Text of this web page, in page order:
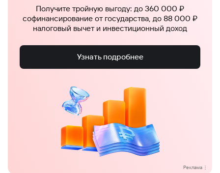
Реклама
Получите тройную выгоду: до 360 000 ₽
софинансирование от государства, до 88 000 ₽
налоговый вычет и инвестиционный доход
Узнать подробнее